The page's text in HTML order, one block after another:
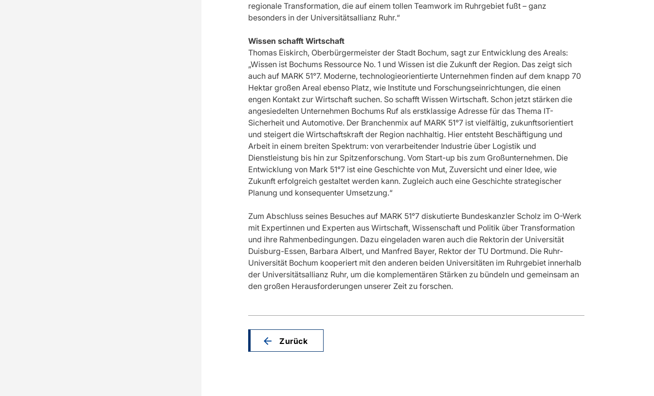
regionale Transformation, die auf einem tollen Teamwork im Ruhrgebiet fußt – ganz
besonders in der Universitätsallianz Ruhr.“
Wissen schafft Wirtschaft
Thomas Eiskirch, Oberbürgermeister der Stadt Bochum, sagt zur Entwicklung des Areals:
„Wissen ist Bochums Ressource No. 1 und Wissen ist die Zukunft der Region. Das zeigt sich
auch auf MARK 51°7. Moderne, technologieorientierte Unternehmen finden auf dem knapp 70
Hektar großen Areal ebenso Platz, wie Institute und Forschungseinrichtungen, die einen
engen Kontakt zur Wirtschaft suchen. So schafft Wissen Wirtschaft. Schon jetzt stärken die
angesiedelten Unternehmen Bochums Ruf als erstklassige Adresse für das Thema IT-
Sicherheit und Automotive. Der Branchenmix auf MARK 51°7 ist vielfältig, zukunftsorientiert
und steigert die Wirtschaftskraft der Region nachhaltig. Hier entsteht Beschäftigung und
Arbeit in einem breiten Spektrum: von verarbeitender Industrie über Logistik und
Dienstleistung bis hin zur Spitzenforschung. Vom Start-up bis zum Großunternehmen. Die
Entwicklung von Mark 51°7 ist eine Geschichte von Mut, Zuversicht und einer Idee, wie
Zukunft erfolgreich gestaltet werden kann. Zugleich auch eine Geschichte strategischer
Planung und konsequenter Umsetzung.“
Zum Abschluss seines Besuches auf MARK 51°7 diskutierte Bundeskanzler Scholz im O-Werk
mit Expertinnen und Experten aus Wirtschaft, Wissenschaft und Politik über Transformation
und ihre Rahmenbedingungen. Dazu eingeladen waren auch die Rektorin der Universität
Duisburg-Essen, Barbara Albert, und Manfred Bayer, Rektor der TU Dortmund. Die Ruhr-
Universität Bochum kooperiert mit den anderen beiden Universitäten im Ruhrgebiet innerhalb
der Universitätsallianz Ruhr, um die komplementären Stärken zu bündeln und gemeinsam an
den großen Herausforderungen unserer Zeit zu forschen.
Zurück